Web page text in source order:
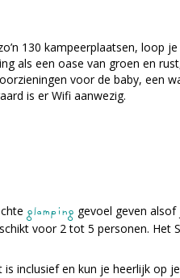
130 kampeerplaatsen, loop
als een oase van groen en
voor de baby, een
is er Wifi aanwezig.
glamping gevoel geven
voor 2 tot 5 personen. Het
inclusief en kun je heerlijk op